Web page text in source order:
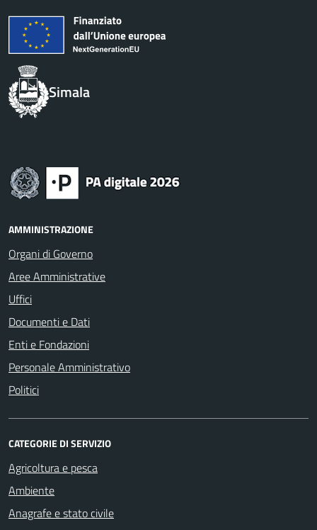
Simala
AMMINISTRAZIONE
Organi di Governo
Aree Amministrative
Uffici
Documenti e Dati
Enti e Fondazioni
Personale Amministrativo
Politici
CATEGORIE DI SERVIZIO
Agricoltura e pesca
Ambiente
Anagrafe e stato civile